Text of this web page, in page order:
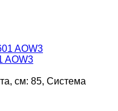
AOW3
см: 85, Система